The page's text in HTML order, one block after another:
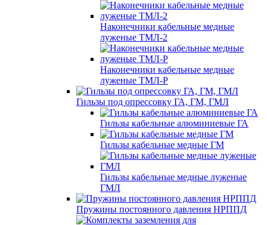
Наконечники кабельные медные
луженые ТМЛ-2
Наконечники кабельные медные
луженые ТМЛ-Р
Гильзы под опрессовку ГА, ГМ, ГМЛ
Гильзы кабельные алюминиевые ГА
Гильзы кабельные медные ГМ
Гильзы кабельные медные луженые
ГМЛ
Пружины постоянного давления НРППД